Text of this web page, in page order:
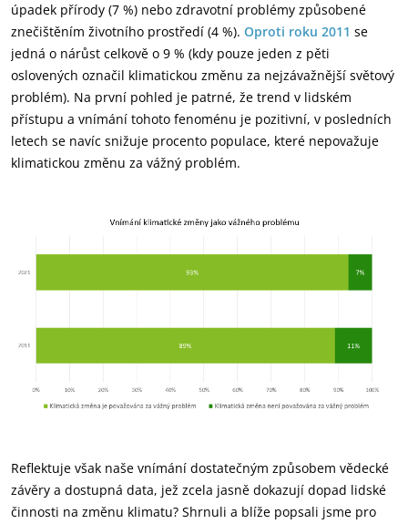
úpadek přírody (7 %) nebo zdravotní problémy způsobené
znečištěním životního prostředí (4 %). Oproti roku 2011 se
jedná o nárůst celkově o 9 % (kdy pouze jeden z pěti
oslovených označil klimatickou změnu za nejzávažnější světový
problém). Na první pohled je patrné, že trend v lidském
přístupu a vnímání tohoto fenoménu je pozitivní, v posledních
letech se navíc snižuje procento populace, které nepovažuje
klimatickou změnu za vážný problém.
Reflektuje však naše vnímání dostatečným způsobem vědecké
závěry a dostupná data, jež zcela jasně dokazují dopad lidské
činnosti na změnu klimatu? Shrnuli a blíže popsali jsme pro